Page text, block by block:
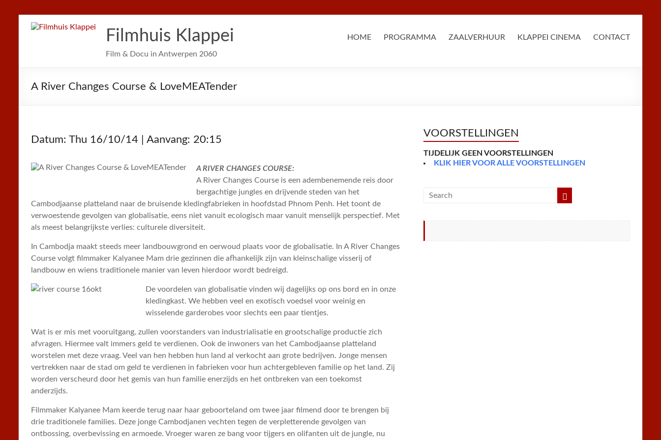
Filmhuis Klappei
Film & Docu in Antwerpen 2060
HOME PROGRAMMA ZAALVERHUUR KLAPPEI CINEMA CONTACT
A River Changes Course & LoveMEATender
Datum: Thu 16/10/14 | Aanvang: 20:15
A RIVER CHANGES COURSE:
A River Changes Course is een adembenemende reis door
bergachtige jungles en drijvende steden van het
Cambodjaanse platteland naar de bruisende kledingfabrieken in hoofdstad Phnom Penh. Het toont de
verwoestende gevolgen van globalisatie, eens niet vanuit ecologisch maar vanuit menselijk perspectief. Met
als meest belangrijkste verlies: culturele diversiteit.
In Cambodja maakt steeds meer landbouwgrond en oerwoud plaats voor de globalisatie. In A River Changes
Course volgt filmmaker Kalyanee Mam drie gezinnen die afhankelijk zijn van kleinschalige visserij of
landbouw en wiens traditionele manier van leven hierdoor wordt bedreigd.
De voordelen van globalisatie vinden wij dagelijks op ons bord en in onze
kledingkast. We hebben veel en exotisch voedsel voor weinig en
wisselende garderobes voor slechts een paar tientjes.
Wat is er mis met vooruitgang, zullen voorstanders van industrialisatie en grootschalige productie zich
afvragen. Hiermee valt immers geld te verdienen. Ook de inwoners van het Cambodjaanse platteland
worstelen met deze vraag. Veel van hen hebben hun land al verkocht aan grote bedrijven. Jonge mensen
vertrekken naar de stad om geld te verdienen in fabrieken voor hun achtergebleven familie op het land. Zij
worden verscheurd door het gemis van hun familie enerzijds en het ontbreken van een toekomst
anderzijds.
Filmmaker Kalyanee Mam keerde terug naar haar geboorteland om twee jaar filmend door te brengen bij
drie traditionele families. Deze jonge Cambodjanen vechten tegen de verpletterende gevolgen van
ontbossing, overbevissing en armoede. Vroeger waren ze bang voor tijgers en olifanten uit de jungle, nu
VOORSTELLINGEN
TIJDELIJK GEEN VOORSTELLINGEN
KLIK HIER VOOR ALLE VOORSTELLINGEN